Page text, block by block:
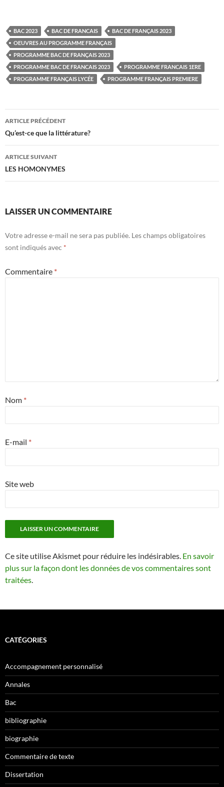
BAC 2023 BAC DE FRANCAIS
BAC DE FRANÇAIS 2023
OEUVRES AU PROGRAMME FRANÇAIS
PROGRAMME BAC DE FRANÇAIS 2023
PROGRAMME BAC DE FRANCAIS 2023
PROGRAMME FRANCAIS 1ERE
PROGRAMME FRANÇAIS LYCÉE
PROGRAMME FRANÇAIS PREMIERE
Navigation
des
articles
ARTICLE PRÉCÉDENT
Qu’est-ce que la littérature?
ARTICLE SUIVANT
LES HOMONYMES
LAISSER UN COMMENTAIRE
Votre adresse e-mail ne sera pas publiée. Les champs obligatoires
sont indiqués avec *
Commentaire *
Nom *
E-mail *
Site web
Ce site utilise Akismet pour réduire les indésirables. En savoir
plus sur la façon dont les données de vos commentaires sont
traitées
CATÉGORIES
Accompagnement personnalisé
Annales
Bac
bibliographie
biographie
Commentaire de texte
Dissertation